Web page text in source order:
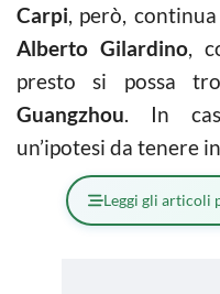
Carpi, però,
Alberto Gilardino,
presto si possa
Guangzhou. In
un’ipotesi da tenere
Leggi gli articoli